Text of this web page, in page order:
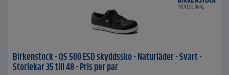
Birkenstock - QS 500 ESD skyddssko - Naturläder - Svart -
Storlekar 35 till 48 - Pris per par